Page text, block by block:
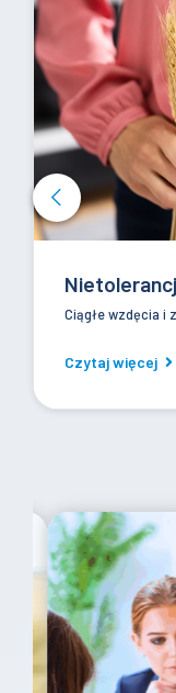
Ciągłe wzdęcia i
Czytaj więcej